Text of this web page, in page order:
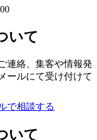
いて
連絡、集客や情報発
ールにて受け付けて
で相談する
いて